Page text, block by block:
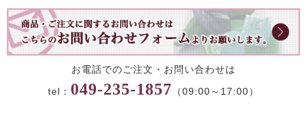
お電話でのご注文・お問い合わせは
tel： 049-235-1857 （09:00～17:00）